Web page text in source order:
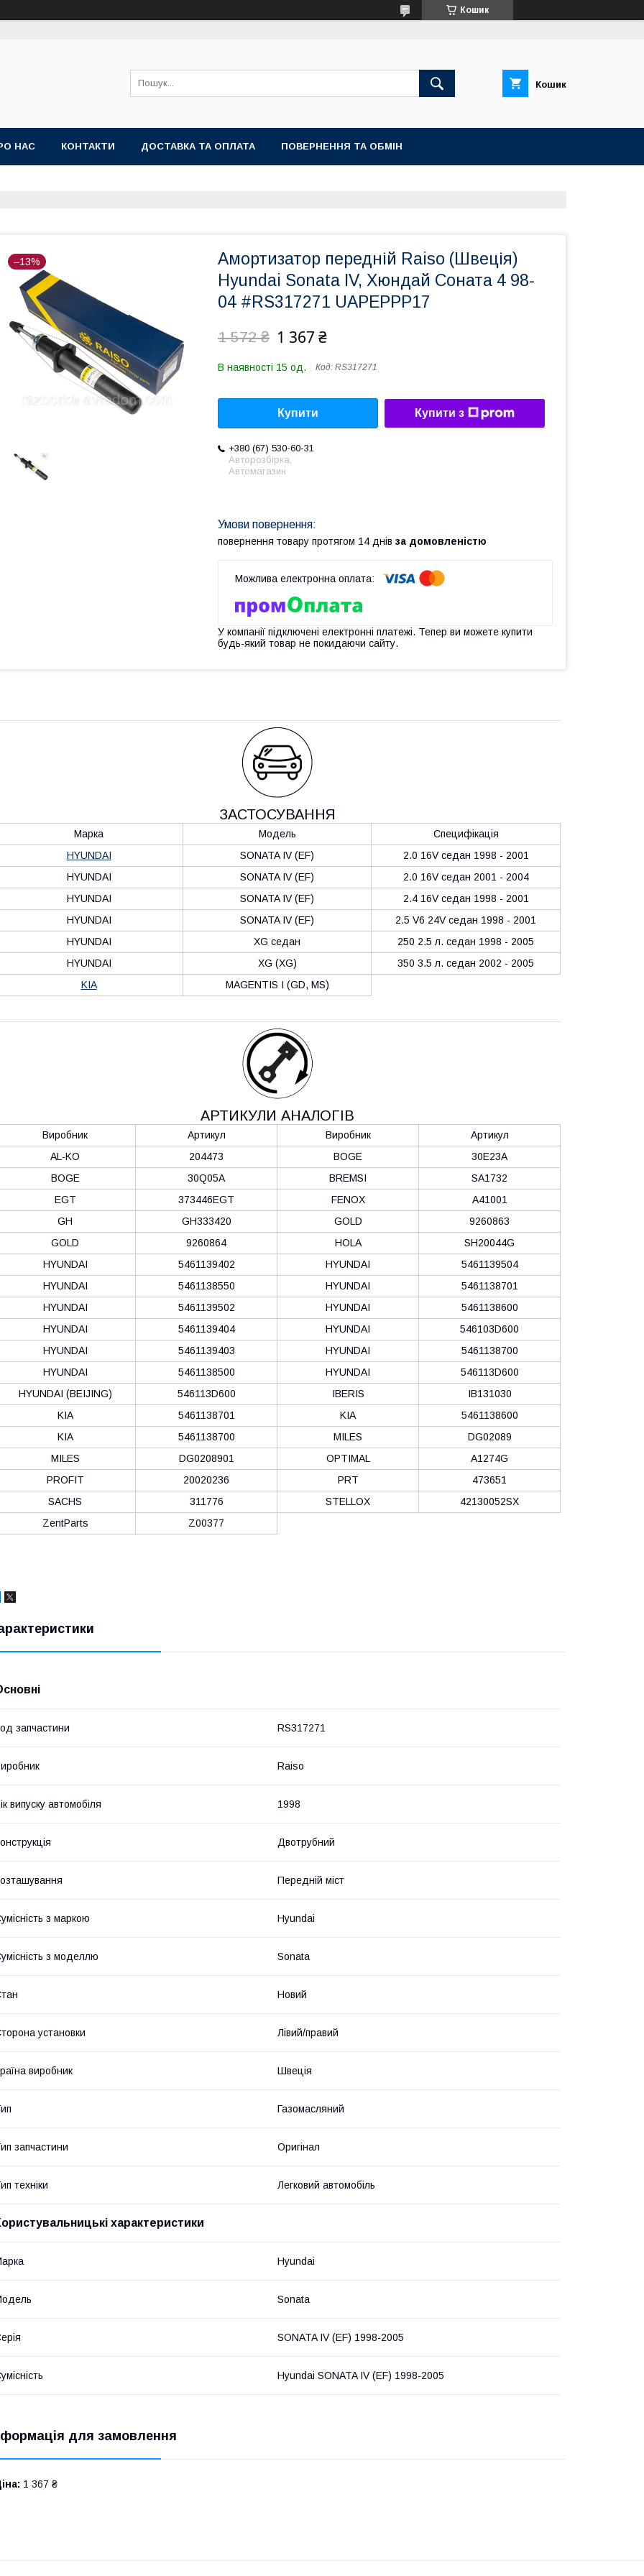
Кошик
Кошик
НАС КОНТАКТИ ДОСТАВКА ТА ОПЛАТА ПОВЕРНЕННЯ ТА ОБМІН
–13%
Амортизатор передній Raiso (Швеція)
Hyundai Sonata IV, Хюндай Соната 4 98-
04 #RS317271 UAPEPPP17
1 572 ₴ 1 367 ₴
В наявності 15 од. Код: RS317271
Купити Купити з
+380 (67) 530-60-31
Авторозбірка,
Автомагазин
повернення товару протягом 14 днів за домовленістю
У компанії підключені електронні платежі. Тепер ви можете купити
будь-який товар не покидаючи сайту.
ЗАСТОСУВАННЯ
Марка Модель
Специфікація
HYUNDAI
SONATA IV (EF)
2.0 16V седан 1998 - 2001
HYUNDAI
SONATA IV (EF)
2.0 16V седан 2001 - 2004
HYUNDAI
SONATA IV (EF)
2.4 16V седан 1998 - 2001
HYUNDAI
SONATA IV (EF)
2.5 V6 24V седан 1998 - 2001
HYUNDAI
XG седан
250 2.5 л. седан 1998 - 2005
HYUNDAI
XG (XG)
350 3.5 л. седан 2002 - 2005
KIA
MAGENTIS I (GD, MS)
АРТИКУЛИ АНАЛОГІВ
Виробник Артикул Виробник
Артикул
AL-KO
204473 BOGE
30E23A
BOGE
30Q05A BREMSI
SA1732
EGT
373446EGT FENOX
A41001
GH
GH333420 GOLD
9260863
GOLD
9260864 HOLA
SH20044G
HYUNDAI
5461139402 HYUNDAI
5461139504
HYUNDAI
5461138550 HYUNDAI
5461138701
HYUNDAI
5461139502 HYUNDAI
5461138600
HYUNDAI
5461139404 HYUNDAI
546103D600
HYUNDAI
5461139403 HYUNDAI
5461138700
HYUNDAI
5461138500 HYUNDAI
546113D600
HYUNDAI (BEIJING)
546113D600 IBERIS
IB131030
KIA
5461138701 KIA
5461138600
KIA
5461138700 MILES
DG02089
MILES
DG0208901 OPTIMAL
A1274G
PROFIT
20020236 PRT
473651
SACHS
311776 STELLOX
42130052SX
ZentParts
Z00377
запчастини RS317271
Raiso
випуску автомобіля 1998
Двотрубний
Передній міст
з маркою Hyundai
з моделлю Sonata
Новий
установки Лівий/правий
виробник Швеція
Газомасляний
запчастини Оригінал
техніки Легковий автомобіль
характеристики
Hyundai
Sonata
SONATA IV (EF) 1998-2005
Hyundai SONATA IV (EF) 1998-2005
для замовлення
1 367 ₴